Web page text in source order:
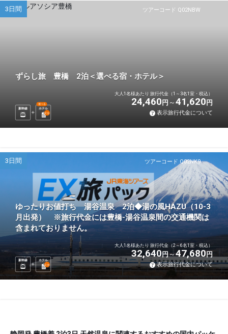
ツアーコード Q02NBW
3日間
ずらし旅 豊橋 2泊＜選べる宿・ホテル＞
新幹線 ホテル
選べる
2泊
大人1名様あたり 旅行代金（1～3名1室・税込）
24,460 円 41,620 円
表示旅行代金について
ツアーコード Q02NK9
3日間
ゆったりお値打ち 湯谷温泉 2泊◆湯の風HAZU（10-3
月出発） ※旅行代金には豊橋-湯谷温泉間の交通機関は
含まれておりません。
新幹線
ホテル
2泊
大人1名様あたり 旅行代金（2～6名1室・税込）
32,640円 47,680円
表示旅行代金について